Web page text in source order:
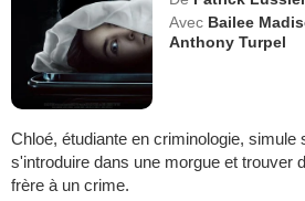
Avec Bailee
Anthony Turpel
Chloé, étudiante en criminologie, simule
s'introduire dans une morgue et trouver
frère à un crime.